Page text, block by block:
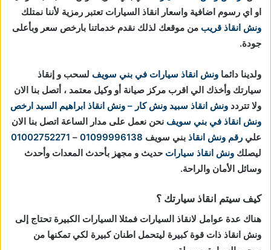
او اي رسوم اضافية واسعار انقاذ السيارات تعتبر رمزية لأننا نمتلك
ونش انقاذ قريب من موقعك لذلك نقدم خدماتنا بارخص سعر وبأعلى
جودة.
ولدينا دائما ونش انقاذ سيارات في بني سويف لسحب و إنقاذ
سيارتك وأخذك الي اقرب مركز صيانة أو وكيل معتمد ، أتصل بنا الان
ولا تتردد ونش انقاذ سبيد ونش كار – ونش انقاذ ابراهيم السيد ارخص
ونش انقاذ في بني سويف نحن نعمل على مدار الساعة اتصل بنا الان
علي رقم ونش انقاذ بني سويف 01099996138
–
01002752271
ليصلك ونش انقاذ سيارات حديث و مجهز بأحدث المعدات وأحدث
وسائل الأمان والراحة.
كيف سيتم انقاذ سيارتك ؟
هناك عدة عوامل لانقاذ السيارات فمثلا السيارات الكبيرة تحتاج إلى
ونش انقاذ ذات قوة كبيرة ليتحمل اطنان كبيرة لكي تمكنها من